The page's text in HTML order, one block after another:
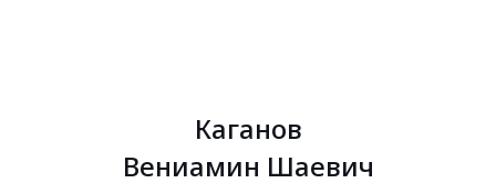
Каганов
Вениамин Шаевич